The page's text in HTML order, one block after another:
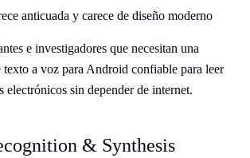
anticuada y carece de diseño moderno
e investigadores que necesitan una
a voz para Android confiable para leer
electrónicos sin depender de internet.
& Synthesis